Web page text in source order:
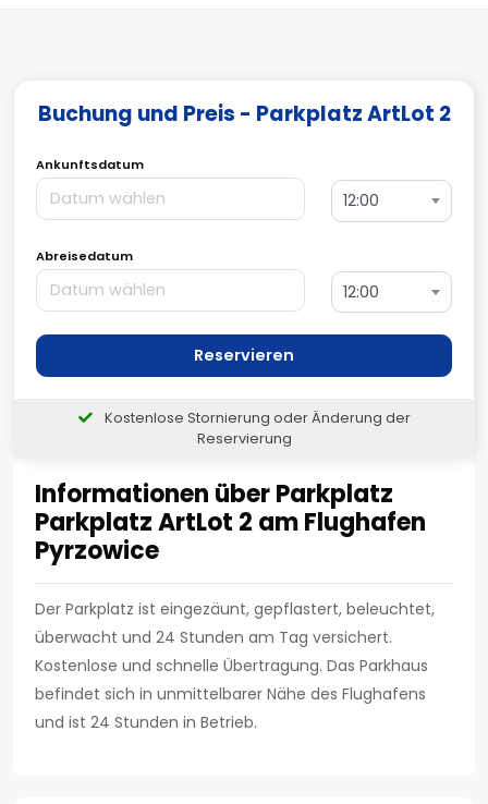
Informationen über Parkplatz
Parkplatz ArtLot 2 am Flughafen
Pyrzowice
Der Parkplatz ist eingezäunt, gepflastert, beleuchtet,
überwacht und 24 Stunden am Tag versichert.
Kostenlose und schnelle Übertragung. Das Parkhaus
befindet sich in unmittelbarer Nähe des Flughafens
und ist 24 Stunden in Betrieb.
Buchung und Preis - Parkplatz ArtLot 2
Ankunftsdatum
12:00
Abreisedatum
12:00
Reservieren
Kostenlose Stornierung oder Änderung der
Reservierung